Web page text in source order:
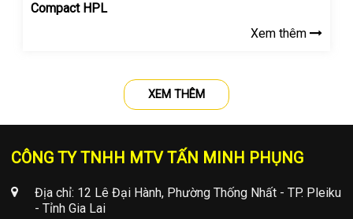
Compact HPL
Xem thêm
XEM THÊM
CÔNG TY TNHH MTV TẤN MINH PHỤNG
Địa chỉ: 12 Lê Đại Hành, Phường Thống Nhất - TP. Pleiku
- Tỉnh Gia Lai